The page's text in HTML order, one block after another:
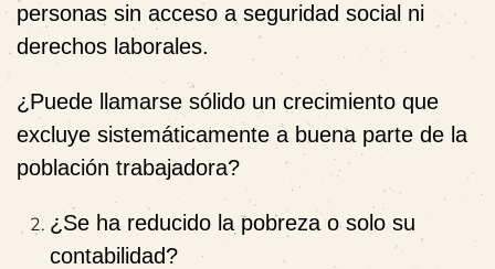
personas sin acceso a seguridad social ni
derechos laborales.
¿Puede llamarse sólido un crecimiento que
excluye sistemáticamente a buena parte de la
población trabajadora?
¿Se ha reducido la pobreza o solo su
contabilidad?